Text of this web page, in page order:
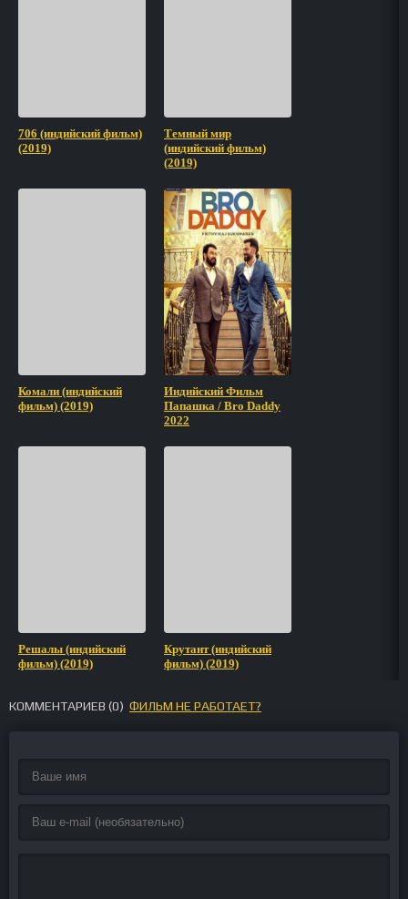
706 (индийский фильм)
(2019)
Темный мир
(индийский фильм)
(2019)
Комали (индийский
фильм) (2019)
Индийский Фильм
Папашка / Bro Daddy
2022
Решалы (индийский
фильм) (2019)
Крутант (индийский
фильм) (2019)
КОММЕНТАРИЕВ (0) ФИЛЬМ НЕ РАБОТАЕТ?